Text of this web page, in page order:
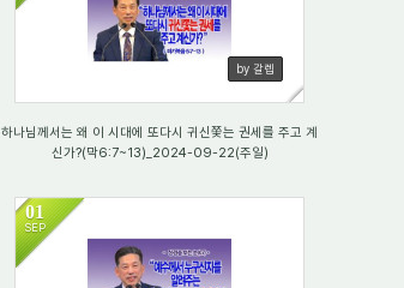
by 갈렙
3157
하나님께서는 왜 이 시대에 또다시 귀신쫓는 권세를 주고 계
신가?(막6:7~13)_2024-09-22(주일)
01
SEP
2057